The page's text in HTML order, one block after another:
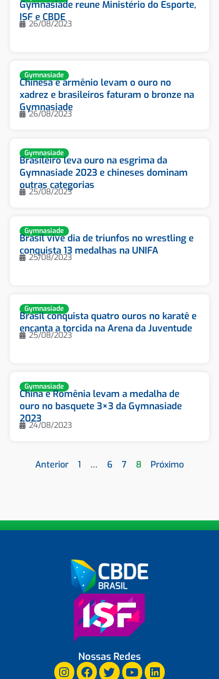
Gymnasiade reune Ministério do Esporte,
ISF e CBDE
26/08/2023
Gymnasiade
Chinesa e armênio levam o ouro no
xadrez e brasileiros faturam o bronze na
Gymnasiade
26/08/2023
Gymnasiade
Brasileiro leva ouro na esgrima da
Gymnasiade 2023 e chineses dominam
outras categorias
25/08/2023
Gymnasiade
Brasil vive dia de triunfos no wrestling e
conquista 13 medalhas na UNIFA
25/08/2023
Gymnasiade
Brasil conquista quatro ouros no karatê e
encanta a torcida na Arena da Juventude
25/08/2023
Gymnasiade
China e Romênia levam a medalha de
ouro no basquete 3×3 da Gymnasiade
2023
24/08/2023
Anterior 1 … 6 7 8 Próximo
Nossas Redes